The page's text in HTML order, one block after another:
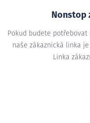
Nonstop
Pokud budete
naše zákaznická linka
Linka